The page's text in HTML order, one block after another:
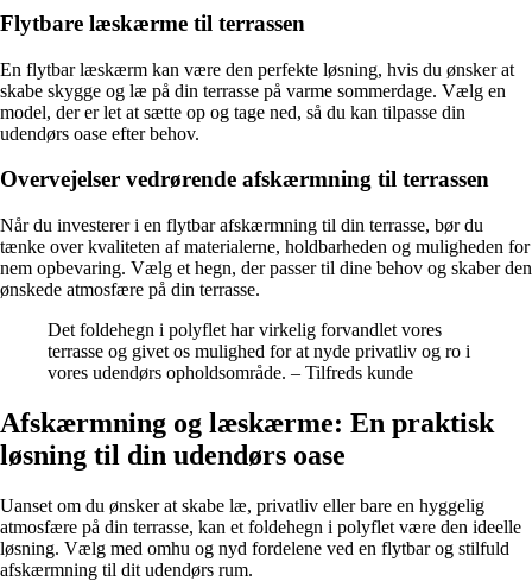
Flytbare læskærme til terrassen
En flytbar læskærm kan være den perfekte løsning, hvis du ønsker at
skabe skygge og læ på din terrasse på varme sommerdage. Vælg en
model, der er let at sætte op og tage ned, så du kan tilpasse din
udendørs oase efter behov.
Overvejelser vedrørende afskærmning til terrassen
Når du investerer i en flytbar afskærmning til din terrasse, bør du
tænke over kvaliteten af materialerne, holdbarheden og muligheden for
nem opbevaring. Vælg et hegn, der passer til dine behov og skaber den
ønskede atmosfære på din terrasse.
Det foldehegn i polyflet har virkelig forvandlet vores
terrasse og givet os mulighed for at nyde privatliv og ro i
vores udendørs opholdsområde. – Tilfreds kunde
Afskærmning og læskærme: En praktisk
løsning til din udendørs oase
Uanset om du ønsker at skabe læ, privatliv eller bare en hyggelig
atmosfære på din terrasse, kan et foldehegn i polyflet være den ideelle
løsning. Vælg med omhu og nyd fordelene ved en flytbar og stilfuld
afskærmning til dit udendørs rum.